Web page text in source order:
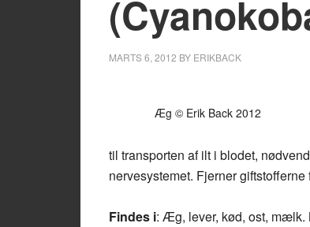
MARTS 6, 2012 BY ERIKBACK
Æg © Erik Back 2012
til transporten af ilt i blodet,
nervesystemet. Fjerner giftstofferne
Findes i: Æg, lever, kød, ost,